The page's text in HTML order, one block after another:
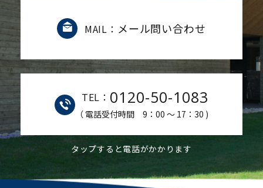
MAIL： メール問い合わせ
TEL： 0120-50-1083
（ 電話受付時間 9：00 ～ 17：30 )
タップすると電話がかかります